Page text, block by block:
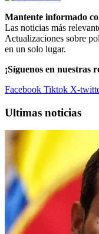
Mantente informado
Las noticias más
Actualizaciones sobre
en un solo lugar.
¡Síguenos en nuestras
Facebook Tiktok X-
Ultimas noticias